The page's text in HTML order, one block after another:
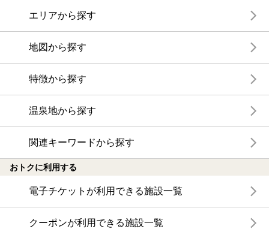
エリアから探す
地図から探す
特徴から探す
温泉地から探す
関連キーワードから探す
おトクに利用する
電子チケットが利用できる施設一覧
クーポンが利用できる施設一覧